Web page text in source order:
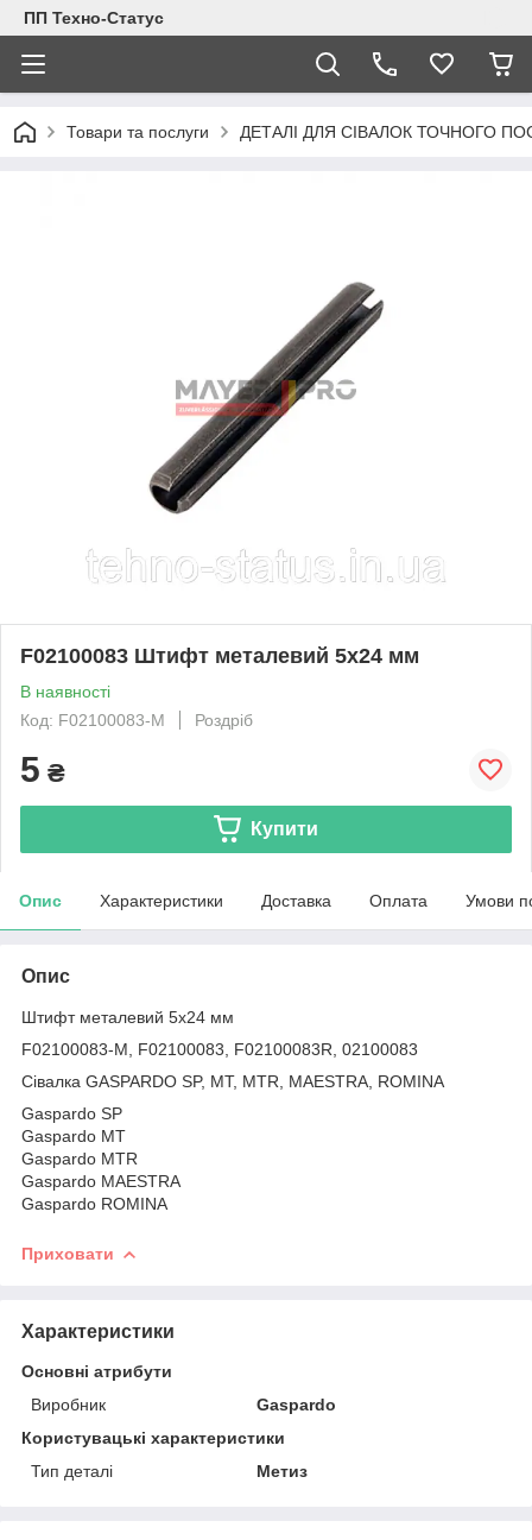
ПП Техно-Статус
Товари та послуги ДЕТАЛІ ДЛЯ СІВАЛОК ТОЧНОГО
F02100083 Штифт металевий 5х24 мм
В наявності
Код: F02100083-M
Роздріб
5 ₴
Купити
Опис Характеристики Доставка Оплата Умови
Опис
Штифт металевий 5х24 мм
F02100083-M, F02100083, F02100083R, 02100083
Сівалка GASPARDO SP, MT, MTR, MAESTRA, ROMINA
Gaspardo SP
Gaspardo MT
Gaspardo MTR
Gaspardo MAESTRA
Gaspardo ROMINA
Приховати
Характеристики
Основні атрибути
Виробник
Gaspardo
Користувацькі характеристики
Тип деталі
Метиз